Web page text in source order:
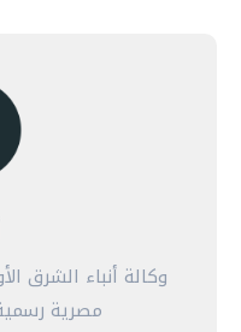
وكالة أنباء الشرق
مصرية